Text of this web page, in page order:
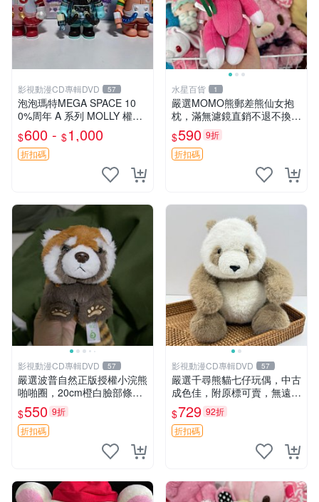
影視動漫CD專輯DVD 57
泡泡瑪特MEGA SPACE 10
0%周年 A 系列 MOLLY 權威
隱藏款 嚴選薄荷巧克力色 80
年代風味 權威推薦 合適收藏
$600 - $1,000
折扣碼
水星百貨 1
嚴選MOMO熊郵差熊仙女抱
枕，滿無濾鏡直銷不退不換
經典造型可愛必備 紅薯啵啵
間抱枕 抱枕 時尚
$590 9折
折扣碼
影視動漫CD專輯DVD 57
嚴選波普自然正版授權小浣熊
啪啪圈，20cm橙白臉部條紋
清晰，毛絨超萌贈品推薦。
小浣熊 波普 圈環
$550 9折
折扣碼
影視動漫CD專輯DVD 57
嚴選千尋熊貓七仔玩偶，中古
成色佳，附原標可賣，無遠方
一手送第二天即達 中古玩偶
熊貓七仔 千尋
$729 92折
折扣碼